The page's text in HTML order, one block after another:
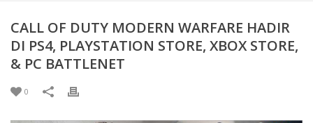
CALL OF DUTY MODERN WARFARE HADIR
DI PS4, PLAYSTATION STORE, XBOX STORE,
& PC BATTLENET
0